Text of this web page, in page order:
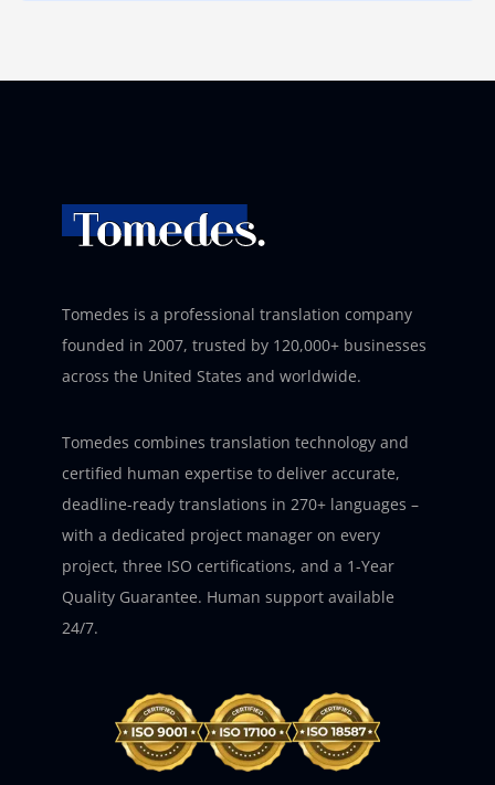
Tomedes is a professional translation company
founded in 2007, trusted by 120,000+ businesses
across the United States and worldwide.
Tomedes combines translation technology and
certified human expertise to deliver accurate,
deadline-ready translations in 270+ languages –
with a dedicated project manager on every
project, three ISO certifications, and a 1-Year
Quality Guarantee. Human support available
24/7.